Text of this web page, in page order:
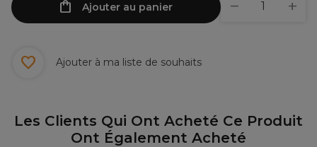
Ajouter au panier
Ajouter à ma liste de souhaits
Les Clients Qui Ont Acheté Ce Produit
Ont Également Acheté